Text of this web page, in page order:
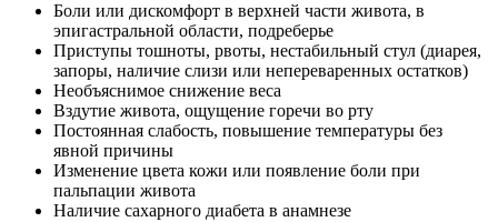
Боли или дискомфорт в верхней части живота, в
эпигастральной области, подреберье
Приступы тошноты, рвоты, нестабильный стул (диарея,
запоры, наличие слизи или непереваренных остатков)
Необъяснимое снижение веса
Вздутие живота, ощущение горечи во рту
Постоянная слабость, повышение температуры без
явной причины
Изменение цвета кожи или появление боли при
пальпации живота
Наличие сахарного диабета в анамнезе